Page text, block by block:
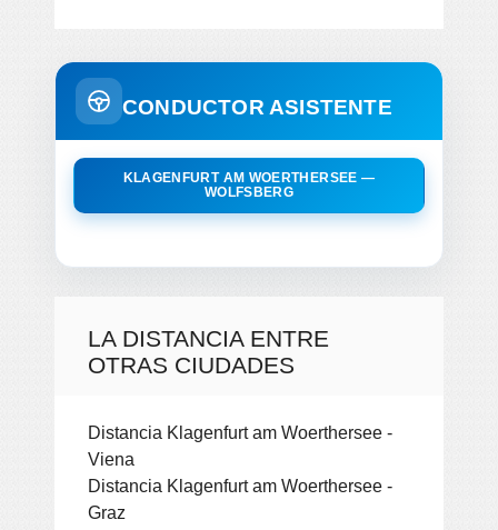
CONDUCTOR ASISTENTE
KLAGENFURT AM WOERTHERSEE —
WOLFSBERG
LA DISTANCIA ENTRE
OTRAS CIUDADES
Distancia Klagenfurt am Woerthersee -
Viena
Distancia Klagenfurt am Woerthersee -
Graz